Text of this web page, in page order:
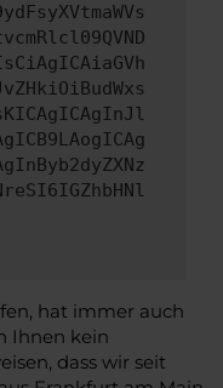
hat immer auch
Ihnen kein
dass wir seit